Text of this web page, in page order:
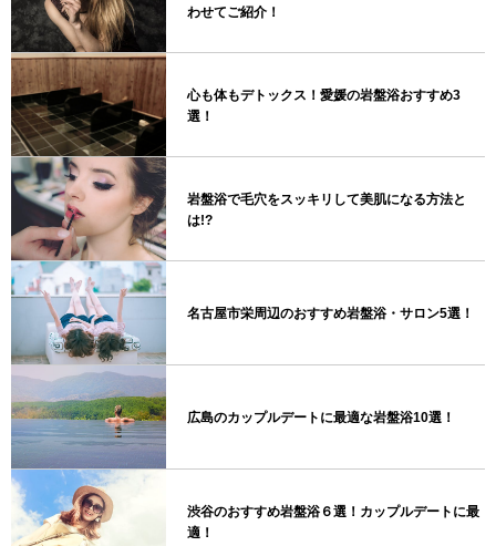
わせてご紹介！
心も体もデトックス！愛媛の岩盤浴おすすめ3
選！
岩盤浴で毛穴をスッキリして美肌になる方法と
は!?
名古屋市栄周辺のおすすめ岩盤浴・サロン5選！
広島のカップルデートに最適な岩盤浴10選！
渋谷のおすすめ岩盤浴６選！カップルデートに最
適！